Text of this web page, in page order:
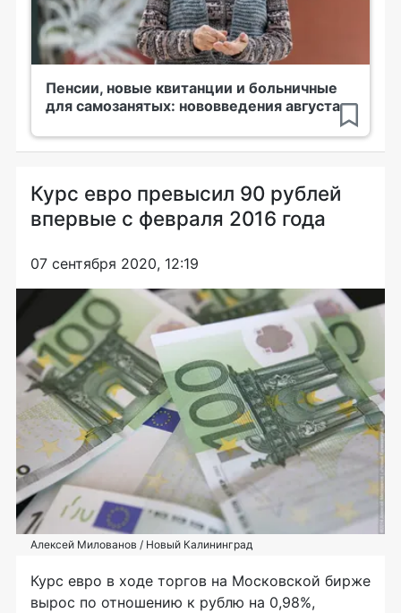
Пенсии, новые квитанции и больничные
для самозанятых: нововведения августа
Курс евро превысил 90 рублей
впервые с февраля 2016 года
07 сентября 2020, 12:19
Алексей Милованов / Новый Калининград
Курс евро в ходе торгов на Московской бирже
вырос по отношению к рублю на 0,98%,